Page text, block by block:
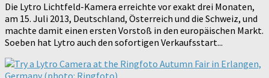
Die Lytro Lichtfeld-Kamera erreichte vor exakt drei Monaten,
am 15. Juli 2013, Deutschland, Österreich und die Schweiz, und
machte damit einen ersten Vorstoß in den europäischen Markt.
Soeben hat Lytro auch den sofortigen Verkaufsstart...